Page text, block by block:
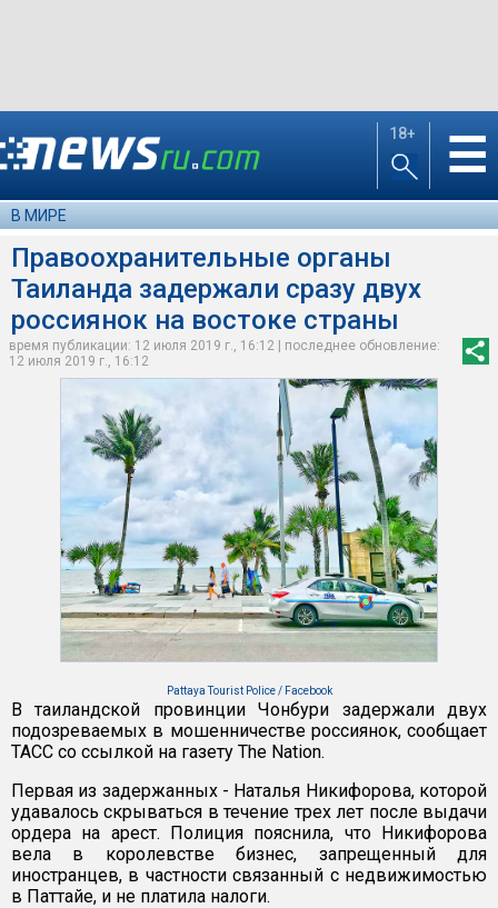
18+ ☰
В МИРЕ
Правоохранительные органы
Таиланда задержали сразу двух
россиянок на востоке страны
время публикации: 12 июля 2019 г., 16:12 | последнее обновление:
12 июля 2019 г., 16:12
Pattaya Tourist Police / Facebook
В таиландской провинции Чонбури задержали двух
подозреваемых в мошенничестве россиянок, сообщает
ТАСС со ссылкой на газету The Nation.
Первая из задержанных - Наталья Никифорова, которой
удавалось скрываться в течение трех лет после выдачи
ордера на арест. Полиция пояснила, что Никифорова
вела в королевстве бизнес, запрещенный для
иностранцев, в частности связанный с недвижимостью
в Паттайе, и не платила налоги.